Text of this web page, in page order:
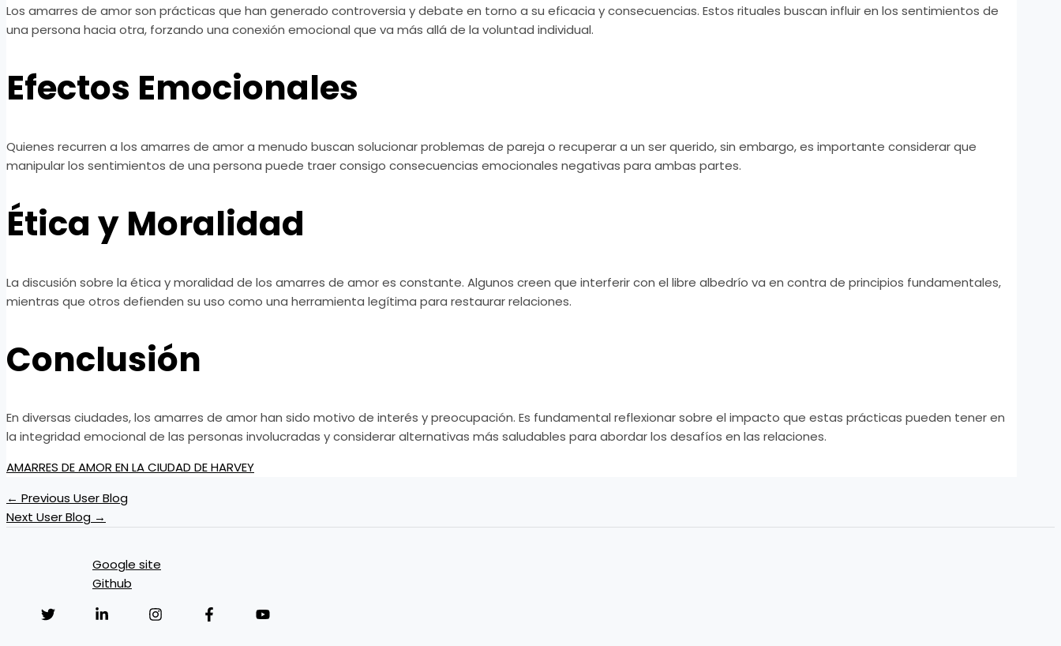
Los amarres de amor son prácticas que han generado controversia y debate en torno a su eficacia y consecuencias. Estos rituales buscan influir en los sentimientos de
una persona hacia otra, forzando una conexión emocional que va más allá de la voluntad individual.
Efectos Emocionales
Quienes recurren a los amarres de amor a menudo buscan solucionar problemas de pareja o recuperar a un ser querido, sin embargo, es importante considerar que
manipular los sentimientos de una persona puede traer consigo consecuencias emocionales negativas para ambas partes.
Ética y Moralidad
La discusión sobre la ética y moralidad de los amarres de amor es constante. Algunos creen que interferir con el libre albedrío va en contra de principios fundamentales,
mientras que otros defienden su uso como una herramienta legítima para restaurar relaciones.
Conclusión
En diversas ciudades, los amarres de amor han sido motivo de interés y preocupación. Es fundamental reflexionar sobre el impacto que estas prácticas pueden tener en
la integridad emocional de las personas involucradas y considerar alternativas más saludables para abordar los desafíos en las relaciones.
AMARRES DE AMOR EN LA CIUDAD DE HARVEY
← Previous User Blog
Next User Blog →
Google site
Github